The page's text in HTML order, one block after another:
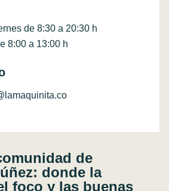
de 8:30 a 20:30 h
8:00 a 13:00 h
de
donde la
foco y las buenas